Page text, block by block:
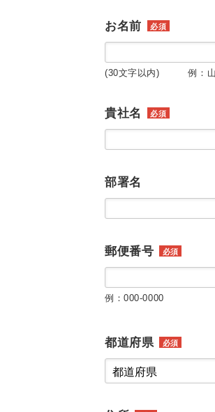
お名前 必須
(30文字以内) 例：山
貴社名 必須
部署名
郵便番号 必須
例：000-0000
都道府県 必須